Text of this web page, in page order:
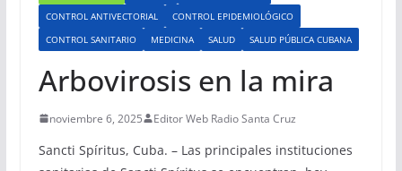
CONTROL ANTIVECTORIAL
CONTROL EPIDEMIOLÓGICO
CONTROL SANITARIO
MEDICINA SALUD SALUD PÚBLICA CUBANA
Arbovirosis en la mira
noviembre 6, 2025 Editor Web Radio Santa Cruz
Sancti Spíritus, Cuba. – Las principales instituciones